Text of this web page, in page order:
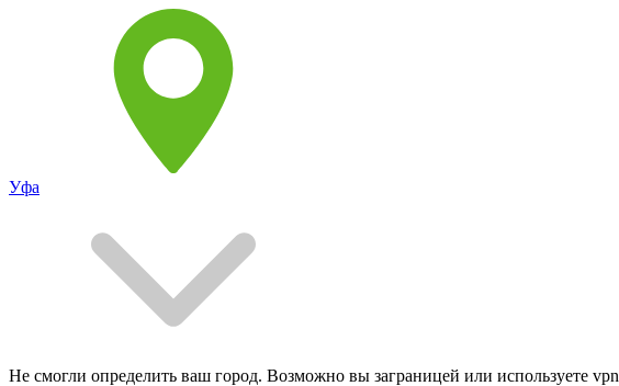
Уфа
Не смогли определить ваш город. Возможно вы заграницей или используете vpn